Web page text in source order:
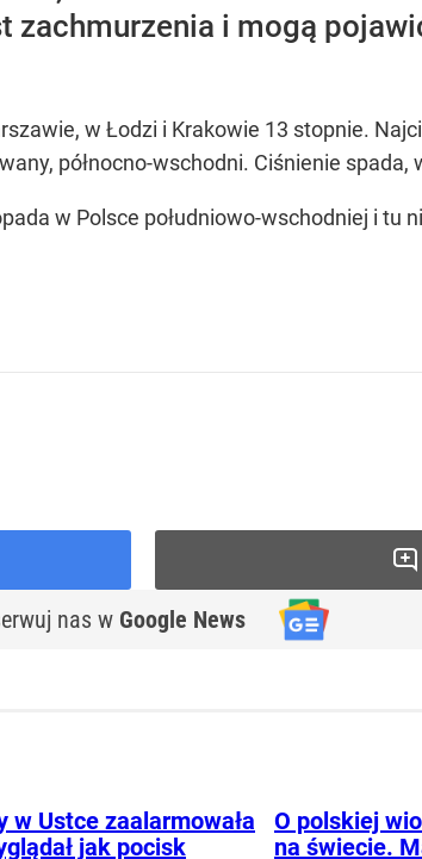
zachmurzenia i mogą
w Łodzi i Krakowie 13 stopnie.
północno-wschodni. Ciśnienie spada,
w Polsce południowo-wschodniej i tu
nas w Google News
w Ustce zaalarmowała
jak pocisk
O polskiej
na świecie.